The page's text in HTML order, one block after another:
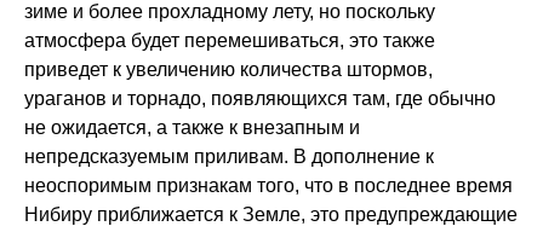
зиме и более прохладному лету, но поскольку
атмосфера будет перемешиваться, это также
приведет к увеличению количества штормов,
ураганов и торнадо, появляющихся там, где обычно
не ожидается, а также к внезапным и
непредсказуемым приливам. В дополнение к
неоспоримым признакам того, что в последнее время
Нибиру приближается к Земле, это предупреждающие